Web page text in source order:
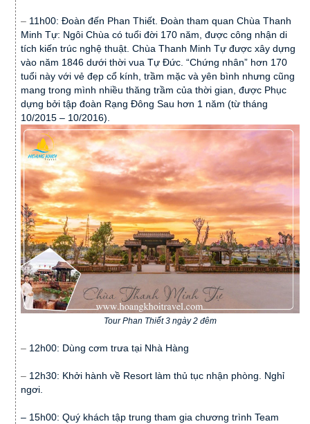
– 11h00: Đoàn đến Phan Thiết. Đoàn tham quan Chùa Thanh
Minh Tự: Ngôi Chùa có tuổi đời 170 năm, được công nhận di
tích kiến trúc nghệ thuật. Chùa Thanh Minh Tự được xây dựng
vào năm 1846 dưới thời vua Tự Đức. “Chứng nhân” hơn 170
tuổi này với vẻ đẹp cổ kính, trầm mặc và yên bình nhưng cũng
mang trong mình nhiều thăng trầm của thời gian, được Phục
dựng bởi tập đoàn Rạng Đông Sau hơn 1 năm (từ tháng
10/2015 – 10/2016).
Tour Phan Thiết 3 ngày 2 đêm
– 12h00: Dùng cơm trưa tại Nhà Hàng
– 12h30: Khởi hành về Resort làm thủ tục nhận phòng. Nghỉ
ngơi.
– 15h00: Quý khách tập trung tham gia chương trình Team